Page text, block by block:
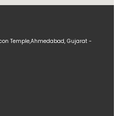
Temple,Ahmedabad, Gujarat -